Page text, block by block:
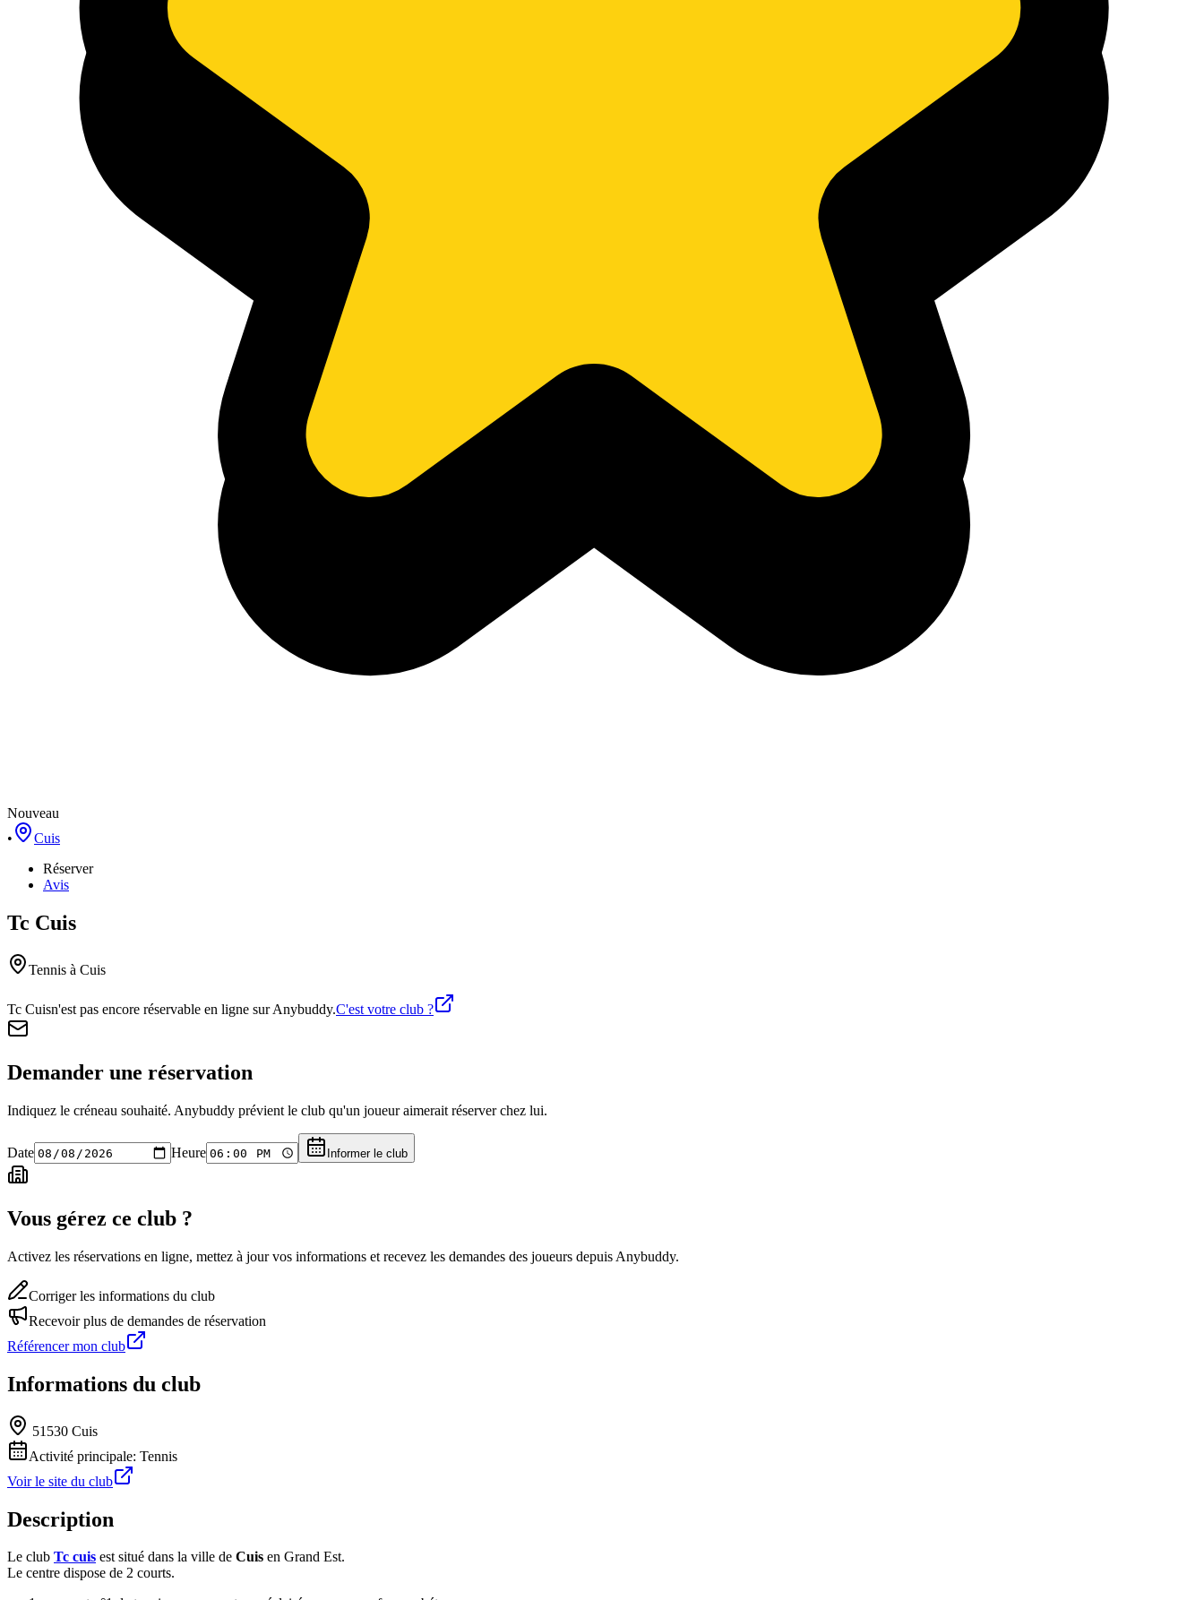
Nouveau
•
Cuis
Réserver
Avis
Tc Cuis
Tennis à Cuis
Tc Cuisn'est pas encore réservable en ligne sur Anybuddy.C'est votre club ?
Demander une réservation
Indiquez le créneau souhaité. Anybuddy prévient le club qu'un joueur aimerait réserver chez lui.
Date Heure Informer le club
Vous gérez ce club ?
Activez les réservations en ligne, mettez à jour vos informations et recevez les demandes des joueurs depuis Anybuddy.
Corriger les informations du club
Recevoir plus de demandes de réservation
Référencer mon club
Informations du club
51530 Cuis
Activité principale: Tennis
Voir le site du club
Description
Le club Tc cuis est situé dans la ville de Cuis en Grand Est.
Le centre dispose de 2 courts.